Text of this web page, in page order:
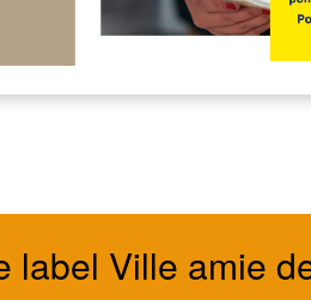
label Ville amie